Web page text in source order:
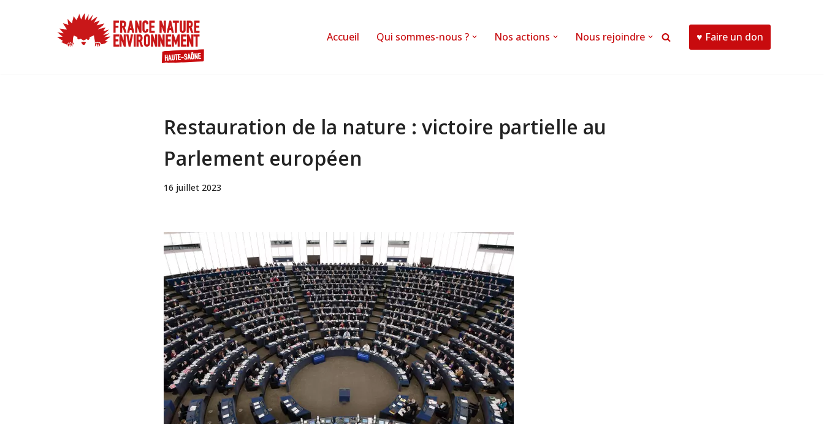
Accueil Qui sommes-nous ? Nos actions Nous rejoindre ♥ Faire un don
Restauration de la nature : victoire partielle au
Parlement européen
16 juillet 2023